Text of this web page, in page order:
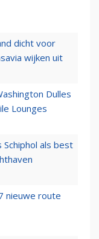
dicht voor
wijken uit
Dulles
Lounges
als best
nieuwe route